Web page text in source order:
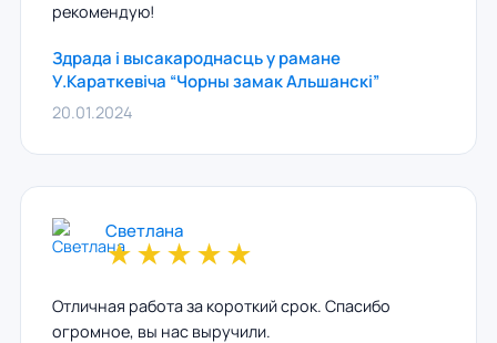
рекомендую!
Здрада і высакароднасць у рамане
У.Караткевіча “Чорны замак Альшанскі”
20.01.2024
Светлана
★★★★★
Отличная работа за короткий срок. Спасибо
огромное, вы нас выручили.